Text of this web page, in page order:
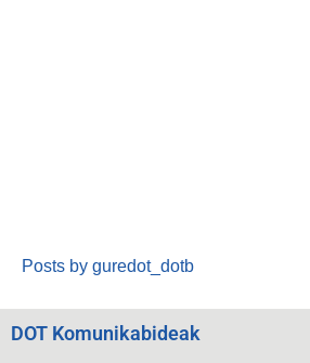
Posts by guredot_dotb
DOT Komunikabideak